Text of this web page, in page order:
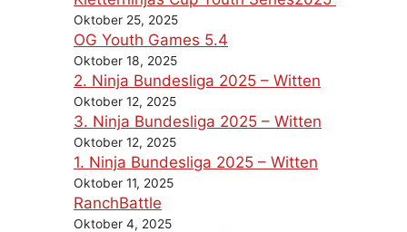
Oktober 25, 2025
OG Youth Games 5.4
Oktober 18, 2025
2. Ninja Bundesliga 2025 – Witten
Oktober 12, 2025
3. Ninja Bundesliga 2025 – Witten
Oktober 12, 2025
1. Ninja Bundesliga 2025 – Witten
Oktober 11, 2025
RanchBattle
Oktober 4, 2025